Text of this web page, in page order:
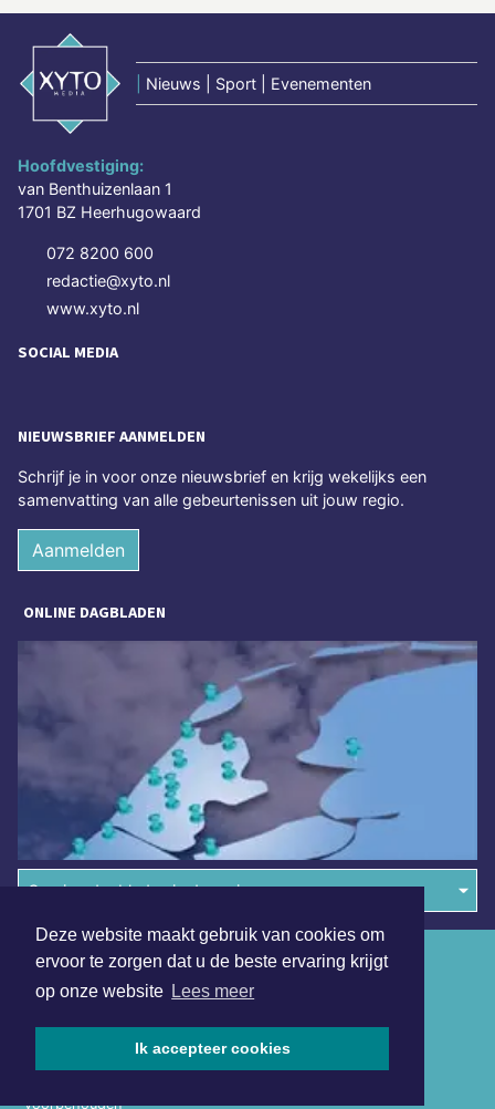
Deze website maakt gebruik van cookies om
ervoor te zorgen dat u de beste ervaring krijgt
op onze website Lees meer
Ik accepteer cookies
Nieuws | Sport | Evenementen
Hoofdvestiging:
van Benthuizenlaan 1
1701 BZ Heerhugowaard
072 8200 600
redactie@xyto.nl
www.xyto.nl
SOCIAL MEDIA
NIEUWSBRIEF AANMELDEN
Schrijf je in voor onze nieuwsbrief en krijg wekelijks een
samenvatting van alle gebeurtenissen uit jouw regio.
Aanmelden
ONLINE DAGBLADEN
Overige dagbladen in de regio
voorbehouden
Algemene voorwaarden
Disclaimer